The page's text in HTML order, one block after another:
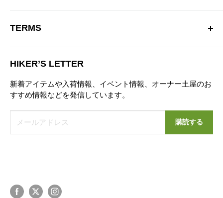
OPEN：12:00～20:00（火曜定休）
商品一覧
ブランド
ブログ
お問い合わせ
HIKER’S LETTER
新着アイテムや入荷情報、イベント情報、オーナー土屋のお
すすめ情報などを発信しています。
メールアドレス 購読する
TERMS
プライバシーポリシー